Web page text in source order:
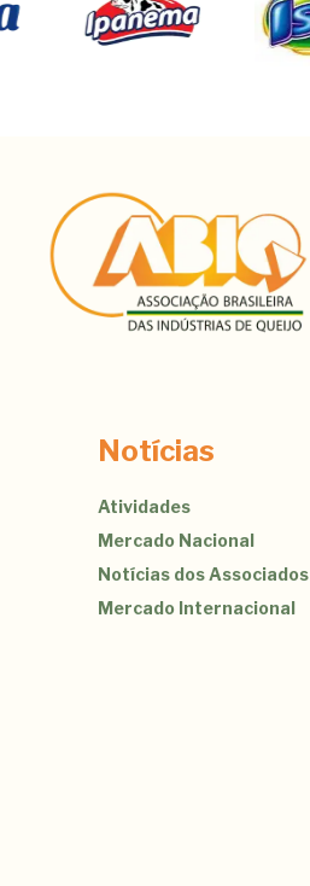
Notícias
Atividades
Mercado Nacional
Notícias dos Associados
Mercado Internacional